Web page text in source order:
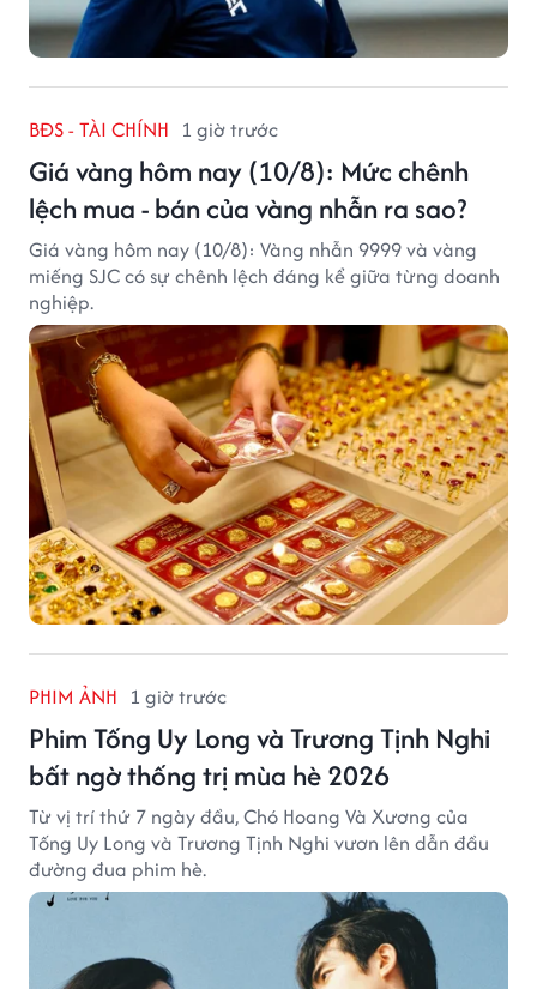
BĐS - TÀI CHÍNH 1 giờ trước
Giá vàng hôm nay (10/8): Mức chênh
lệch mua - bán của vàng nhẫn ra sao?
Giá vàng hôm nay (10/8): Vàng nhẫn 9999 và vàng
miếng SJC có sự chênh lệch đáng kể giữa từng doanh
nghiệp.
PHIM ẢNH 1 giờ trước
Phim Tống Uy Long và Trương Tịnh Nghi
bất ngờ thống trị mùa hè 2026
Từ vị trí thứ 7 ngày đầu, Chó Hoang Và Xương của
Tống Uy Long và Trương Tịnh Nghi vươn lên dẫn đầu
đường đua phim hè.